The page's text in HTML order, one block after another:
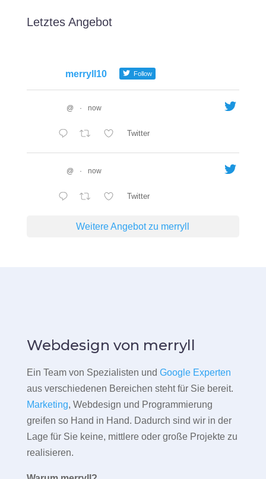
Letztes Angebot
merryll10 Follow
@ · now
Twitter
@ · now
Twitter
Weitere Angebot zu merryll
Webdesign von merryll
Ein Team von Spezialisten und Google Experten
aus verschiedenen Bereichen steht für Sie bereit.
Marketing, Webdesign und Programmierung
greifen so Hand in Hand. Dadurch sind wir in der
Lage für Sie keine, mittlere oder große Projekte zu
realisieren.